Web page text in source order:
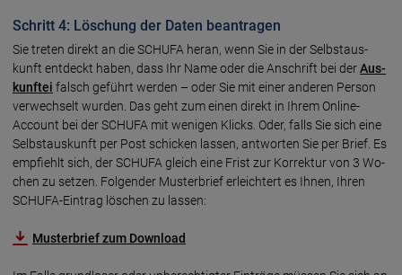
Schritt 4: Löschung der Daten beantragen
Sie treten direkt an die SCHUFA heran, wenn Sie in der Selbst­aus­
kunft ent­deckt ha­ben, dass Ihr Name oder die An­schrift bei derAus­
kunf­tei falsch ge­führt werden – oder Sie mit einer an­de­ren Per­son
ver­wech­selt wurden. Das geht zum einen direkt in Ihrem Online-
Account bei der SCHUFA mit wenigen Klicks. Oder, falls Sie sich eine
Selbstauskunft per Post schicken lassen, antworten Sie per Brief. Es
emp­fiehlt sich, der SCHU­FA gleich eine Frist zur Kor­rek­tur von 3 Wo­
chen zu setzen. Fol­gen­der Mus­ter­brief er­leich­tert es Ihnen, Ihren
SCHUFA-Eintrag löschen zu lassen:
Musterbrief zum Download